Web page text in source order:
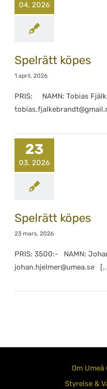
04, 2026
Spelrätt köpes
1 april, 2026
PRIS: NAMN: Tobias
23
03, 2026
Spelrätt köpes
23 mars, 2026
PRIS: 3500:- NAMN:
johan.hjelmer@umea.se
Om
Styrelse &